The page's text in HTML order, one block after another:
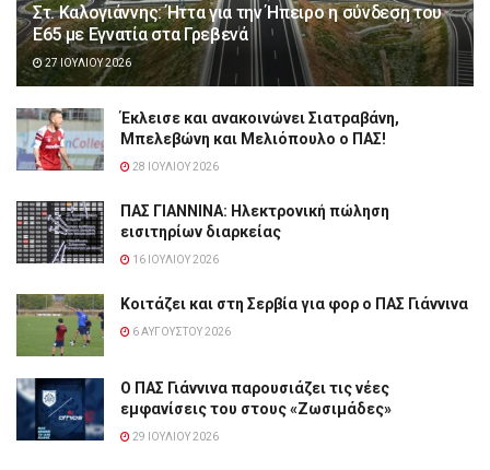
Στ. Καλογιάννης: Ήττα για την Ήπειρο η σύνδεση του
Ε65 με Εγνατία στα Γρεβενά
27 ΙΟΥΛΊΟΥ 2026
Έκλεισε και ανακοινώνει Σιατραβάνη,
Μπελεβώνη και Μελιόπουλο ο ΠΑΣ!
28 ΙΟΥΛΊΟΥ 2026
ΠΑΣ ΓΙΑΝΝΙΝΑ: Hλεκτρονική πώληση
εισιτηρίων διαρκείας
16 ΙΟΥΛΊΟΥ 2026
Κοιτάζει και στη Σερβία για φορ ο ΠΑΣ Γιάννινα
6 ΑΥΓΟΎΣΤΟΥ 2026
Ο ΠΑΣ Γιάννινα παρουσιάζει τις νέες
εμφανίσεις του στους «Ζωσιμάδες»
29 ΙΟΥΛΊΟΥ 2026